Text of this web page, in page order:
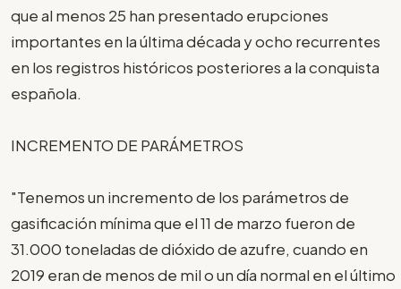
que al menos 25 han presentado erupciones
importantes en la última década y ocho recurrentes
en los registros históricos posteriores a la conquista
española.
INCREMENTO DE PARÁMETROS
"Tenemos un incremento de los parámetros de
gasificación mínima que el 11 de marzo fueron de
31.000 toneladas de dióxido de azufre, cuando en
2019 eran de menos de mil o un día normal en el último